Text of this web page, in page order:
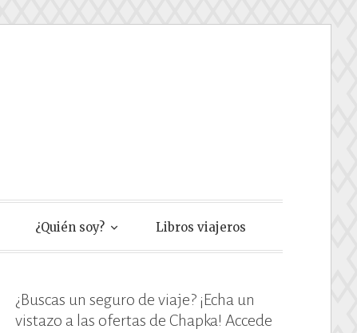
¿Quién soy? Libros viajeros
¿Buscas un seguro de viaje? ¡Echa un
vistazo a las ofertas de Chapka! Accede